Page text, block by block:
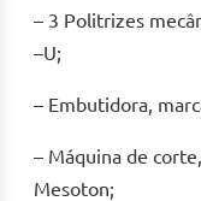
– 3 Politrizes
–U;
– Embutidora,
– Máquina de
Mesoton;